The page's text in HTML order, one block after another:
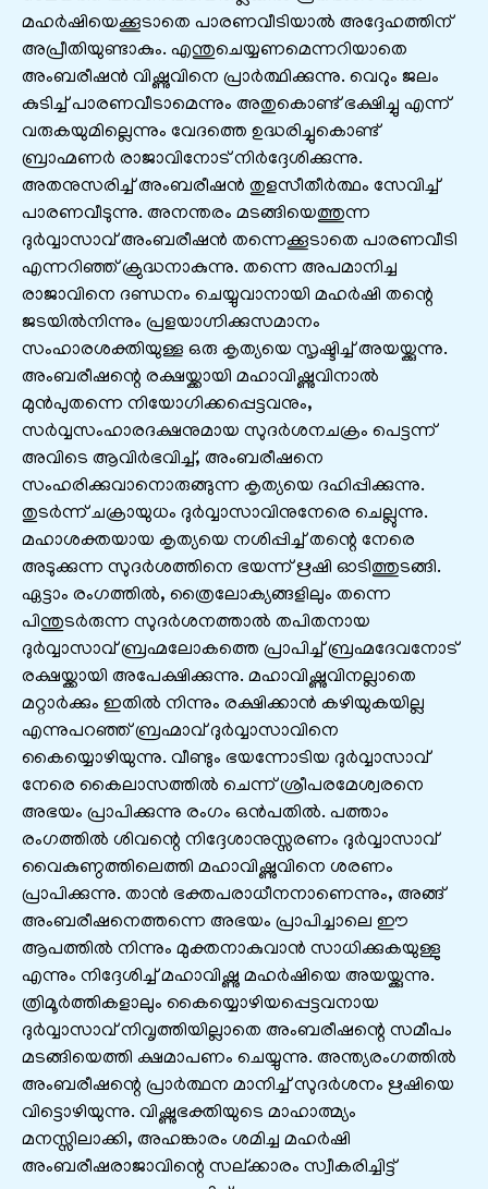
മഹർഷിയെക്കൂടാതെ പാരണവീടിയാൽ അദ്ദേഹത്തിന്
അപ്രീതിയുണ്ടാകും. എന്തുചെയ്യണമെന്നറിയാതെ
അംബരീഷൻ വിഷ്ണുവിനെ പ്രാർത്ഥിക്കുന്നു. വെറും ജലം
കുടിച്ച് പാരണവീടാമെന്നും അതുകൊണ്ട് ഭക്ഷിച്ചു എന്ന്
വരുകയുമില്ലെന്നും വേദത്തെ ഉദ്ധരിച്ചുകൊണ്ട്
ബ്രാഹ്മണർ രാജാവിനോട് നിർദ്ദേശിക്കുന്നു.
അതനുസരിച്ച് അംബരീഷൻ തുളസീതീർത്ഥം സേവിച്ച്
പാരണവീടുന്നു. അനന്തരം മടങ്ങിയെത്തുന്ന
ദുർവ്വാസാവ് അംബരീഷൻ തന്നെക്കൂടാതെ പാരണവീടി
എന്നറിഞ്ഞ് ക്രുദ്ധനാകുന്നു. തന്നെ അപമാനിച്ച
രാജാവിനെ ദണ്ഡനം ചെയ്യുവാനായി മഹർഷി തന്റെ
ജടയിൽനിന്നും പ്രളയാഗ്നിക്കുസമാനം
സംഹാരശക്തിയുള്ള ഒരു കൃത്യയെ സൃഷ്ടിച്ച് അയയ്ക്കുന്നു.
അംബരീഷന്റെ രക്ഷയ്ക്കായി മഹാവിഷ്ണുവിനാൽ
മുൻപുതന്നെ നിയോഗിക്കപ്പെട്ടവനും,
സർവ്വസംഹാരദക്ഷനുമായ സുദർശനചക്രം പെട്ടന്ന്
അവിടെ ആവിർഭവിച്ച്, അംബരീഷനെ
സംഹരിക്കുവാനൊരുങ്ങുന്ന കൃത്യയെ ദഹിപ്പിക്കുന്നു.
തുടർന്ന് ചക്രായുധം ദുർവ്വാസാവിനുനേരെ ചെല്ലുന്നു.
മഹാശക്തയായ കൃത്യയെ നശിപ്പിച്ച് തന്റെ നേരെ
അടുക്കുന്ന സുദർശത്തിനെ ഭയന്ന് ഋഷി ഓടിത്തുടങ്ങി.
ഏട്ടാം രംഗത്തിൽ, ത്രൈലോക്യങ്ങളിലും തന്നെ
പിന്തുടർരുന്ന സുദർശനത്താൽ തപിതനായ
ദുർവ്വാസാവ് ബ്രഹ്മലോകത്തെ പ്രാപിച്ച് ബ്രഹ്മദേവനോട്
രക്ഷയ്ക്കായി അപേക്ഷിക്കുന്നു. മഹാവിഷ്ണുവിനല്ലാതെ
മറ്റാർക്കും ഇതിൽ നിന്നും രക്ഷിക്കാൻ കഴിയുകയില്ല
എന്നുപറഞ്ഞ് ബ്രഹ്മാവ് ദുർവ്വാസാവിനെ
കൈയ്യൊഴിയുന്നു. വീണ്ടും ഭയന്നോടിയ ദുർവ്വാസാവ്
നേരെ കൈലാസത്തിൽ ചെന്ന് ശ്രീപരമേശ്വരനെ
അഭയം പ്രാപിക്കുന്നു രംഗം ഒൻപതിൽ. പത്താം
രംഗത്തിൽ ശിവന്റെ നിദ്ദേശാനുസ്സരണം ദുർവ്വാസാവ്
വൈകുണ്ഠത്തിലെത്തി മഹാവിഷ്ണുവിനെ ശരണം
പ്രാപിക്കുന്നു. താൻ ഭക്തപരാധീനനാണെന്നും, അങ്ങ്
അംബരീഷനെത്തന്നെ അഭയം പ്രാപിച്ചാലെ ഈ
ആപത്തിൽ നിന്നും മുക്തനാകുവാൻ സാധിക്കുകയുള്ളു
എന്നും നിദ്ദേശിച്ച് മഹാവിഷ്ണു മഹർഷിയെ അയയ്ക്കുന്നു.
ത്രിമൂർത്തികളാലും കൈയ്യൊഴിയപ്പെട്ടവനായ
ദുർവ്വാസാവ് നിവൃത്തിയില്ലാതെ അംബരീഷന്റെ സമീപം
മടങ്ങിയെത്തി ക്ഷമാപണം ചെയ്യുന്നു. അന്ത്യരംഗത്തിൽ
അംബരീഷന്റെ പ്രാർത്ഥന മാനിച്ച് സുദർശനം ഋഷിയെ
വിട്ടൊഴിയുന്നു. വിഷ്ണുഭക്തിയുടെ മാഹാത്മ്യം
മനസ്സിലാക്കി, അഹങ്കാരം ശമിച്ച മഹർഷി
അംബരീഷരാജാവിന്റെ സല്ക്കാരം സ്വീകരിച്ചിട്ട്